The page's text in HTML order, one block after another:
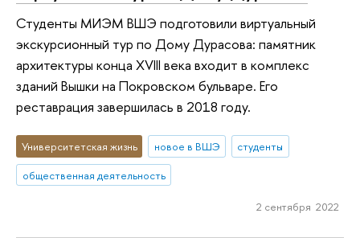
Студенты МИЭМ ВШЭ подготовили виртуальный
экскурсионный тур по Дому Дурасова: памятник
архитектуры конца XVIII века входит в комплекс
зданий Вышки на Покровском бульваре. Его
реставрация завершилась в 2018 году.
Университетская жизнь новое в ВШЭ
студенты
общественная деятельность
2 сентября 2022